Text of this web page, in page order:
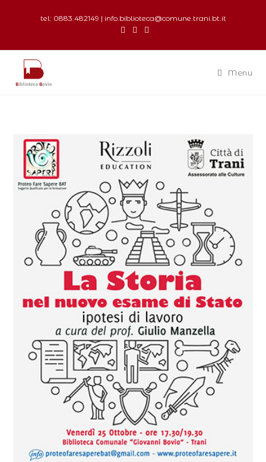
tel: 0883.482149 | info.biblioteca@comune.trani.bt.it
Menu